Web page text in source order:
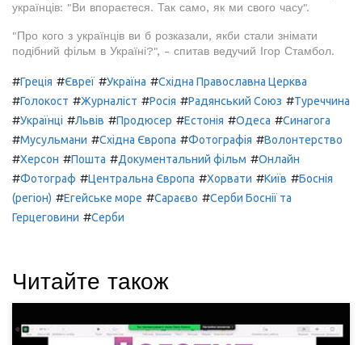
українців: "Ви впораєтеся. Так само, як ми свого часу".
"Про кого з українців ви б розказали, якби стали знімати
подібний фільм в Україні?", - спитав ведучий Ігор Стамбол.
#Греція #Євреї #Україна #Східна Православна Церква
#Голокост #Журналіст #Росія #Радянський Союз #Туреччина
#Українці #Львів #Продюсер #Естонія #Одеса #Синагога
#Мусульмани #Східна Європа #Фотографія #Волонтерство
#Херсон #Пошта #Документальний фільм #Онлайн
#Фотограф #Центральна Європа #Хорвати #Київ #Боснія
(регіон) #Егейське море #Сараєво #Серби Боснії та
Герцеговини #Серби
Читайте також